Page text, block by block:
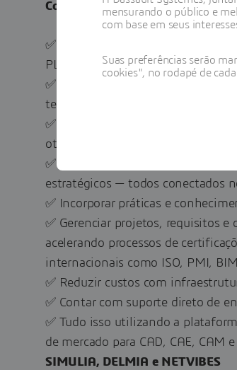
Com o Virtual Lab Experience,
✅ Cobrir todas as etapas do ciclo
PLM, garantindo rastreabilidade,
✅ Modelar e simular gêmeos
testes antes da produção real
✅ Simular processos industriais e
otimizando o layout e a sequência
✅ Acelerar projetos de inovação
estratégicos — todos conectados
✅ Incorporar práticas e
✅ Gerenciar projetos, requisitos
acelerando processos de
internacionais como ISO, PMI,
✅ Reduzir custos com
✅ Contar com suporte direto de
✅ Tudo isso utilizando a
de mercado para CAD, CAE, CAM
SIMULIA, DELMIA e NETVIBES
mensurando o público e
com base em seus
Suas preferências serão
cookies", no rodapé de